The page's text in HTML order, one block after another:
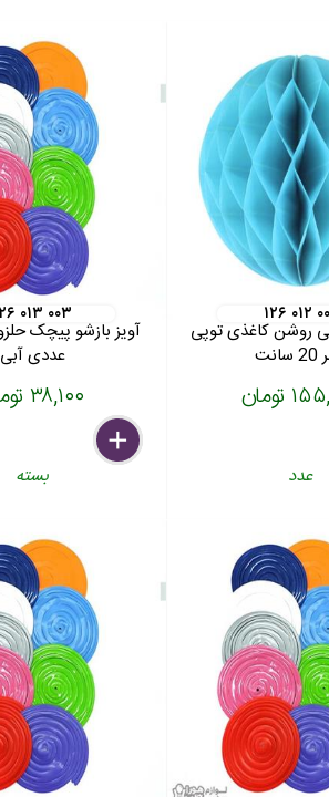
۰۱۲ ۰۰۹
روشن کاغذی توپی
تومان
عدد
۱۲۶ ۰۱۳
عددی آبی
۳۸,۱۰۰ تومان
delete
remove
add
بسته